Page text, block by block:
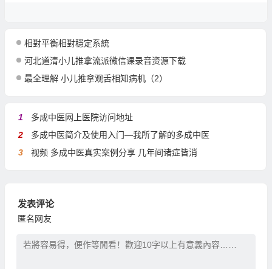
相對平衡相對穩定系統
河北道清小儿推拿流派微信课录音资源下载
最全理解 小儿推拿观舌相知病机（2）
1
多成中医网上医院访问地址
2
多成中医简介及使用入门—我所了解的多成中医
3
视频 多成中医真实案例分享 几年间诸症皆消
发表评论
匿名网友